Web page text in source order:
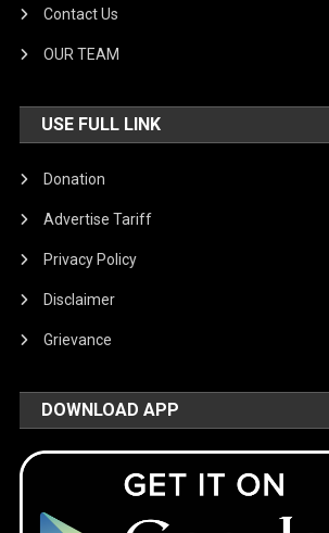
Contact Us
OUR TEAM
USE FULL LINK
Donation
Advertise Tariff
Privacy Policy
Disclaimer
Grievance
DOWNLOAD APP